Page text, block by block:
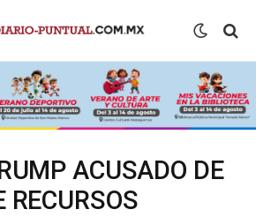
ACUSADO DE
RECURSOS